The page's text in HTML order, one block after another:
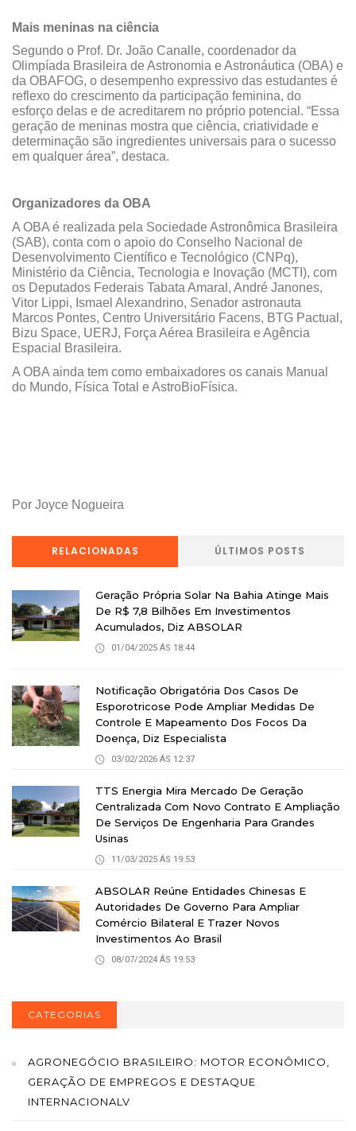
Mais meninas na ciência
Segundo o Prof. Dr. João Canalle, coordenador da
Olimpíada Brasileira de Astronomia e Astronáutica (OBA) e
da OBAFOG, o desempenho expressivo das estudantes é
reflexo do crescimento da participação feminina, do
esforço delas e de acreditarem no próprio potencial. “Essa
geração de meninas mostra que ciência, criatividade e
determinação são ingredientes universais para o sucesso
em qualquer área”, destaca.
Organizadores da OBA
A OBA é realizada pela Sociedade Astronômica Brasileira
(SAB), conta com o apoio do Conselho Nacional de
Desenvolvimento Científico e Tecnológico (CNPq),
Ministério da Ciência, Tecnologia e Inovação (MCTI), com
os Deputados Federais Tabata Amaral, André Janones,
Vitor Lippi, Ismael Alexandrino, Senador astronauta
Marcos Pontes, Centro Universitário Facens, BTG Pactual,
Bizu Space, UERJ, Força Aérea Brasileira e Agência
Espacial Brasileira.
A OBA ainda tem como embaixadores os canais Manual
do Mundo, Física Total e AstroBioFísica.
Por Joyce Nogueira
RELACIONADAS ÚLTIMOS POSTS
Geração Própria Solar Na Bahia Atinge Mais
De R$ 7,8 Bilhões Em Investimentos
Acumulados, Diz ABSOLAR
01/04/2025 ÁS 18:44
Notificação Obrigatória Dos Casos De
Esporotricose Pode Ampliar Medidas De
Controle E Mapeamento Dos Focos Da
Doença, Diz Especialista
03/02/2026 ÁS 12:37
TTS Energia Mira Mercado De Geração
Centralizada Com Novo Contrato E Ampliação
De Serviços De Engenharia Para Grandes
Usinas
11/03/2025 ÁS 19:53
ABSOLAR Reúne Entidades Chinesas E
Autoridades De Governo Para Ampliar
Comércio Bilateral E Trazer Novos
Investimentos Ao Brasil
08/07/2024 ÁS 19:53
CATEGORIAS
AGRONEGÓCIO BRASILEIRO: MOTOR ECONÔMICO,
GERAÇÃO DE EMPREGOS E DESTAQUE
INTERNACIONALV